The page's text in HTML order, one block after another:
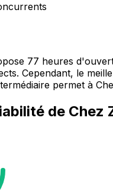
77 heures
Cependant, le
permet à
de Chez